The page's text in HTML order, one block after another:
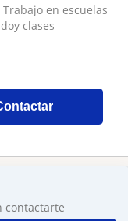
Trabajo en escuelas
clases
contactarte